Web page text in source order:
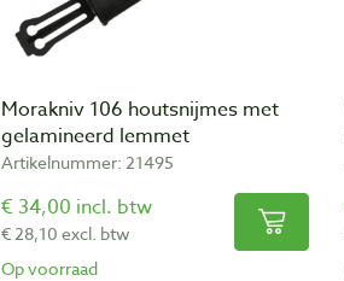
Morakniv 106 houtsnijmes met
gelamineerd lemmet
Artikelnummer: 21495
€ 34,00 incl. btw
€ 28,10 excl. btw
Op voorraad